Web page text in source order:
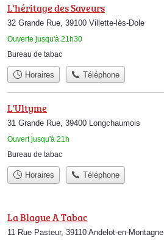
L'héritage des Saveurs
32 Grande Rue, 39100 Villette-lès-Dole
Ouverte jusqu'à 21h30
Bureau de tabac
Horaires Téléphone
L'Ultyme
31 Grande Rue, 39400 Longchaumois
Ouvert jusqu'à 21h
Bureau de tabac
Horaires Téléphone
La Blague A Tabac
11 Rue Pasteur, 39110 Andelot-en-Montagne